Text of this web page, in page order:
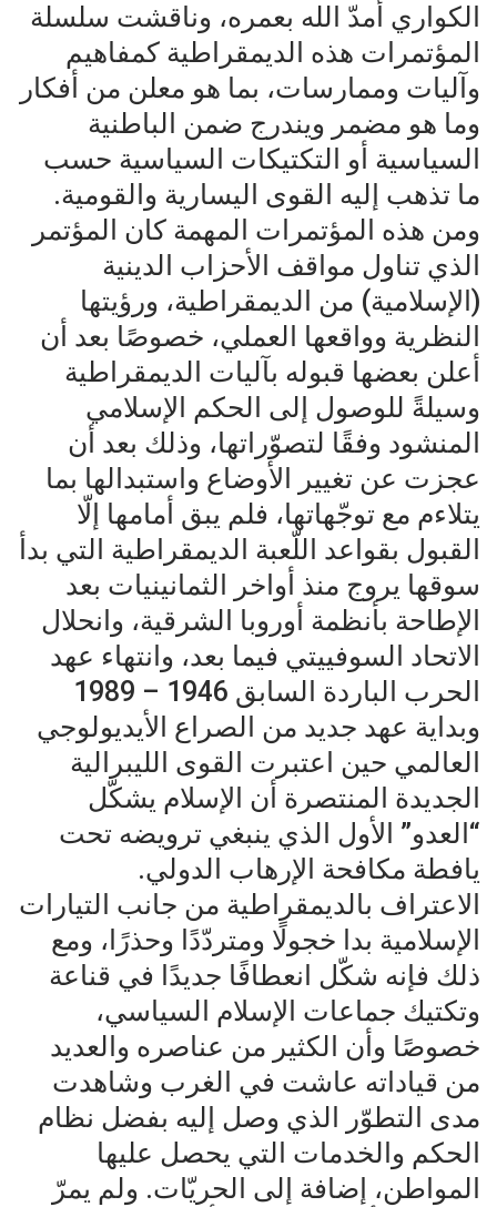
الكواري أمدّ الله بعمره، وناقشت سلسلة
المؤتمرات هذه الديمقراطية كمفاهيم
وآليات وممارسات، بما هو معلن من أفكار
وما هو مضمر ويندرج ضمن الباطنية
السياسية أو التكتيكات السياسية حسب
ما تذهب إليه القوى اليسارية والقومية.
ومن هذه المؤتمرات المهمة كان المؤتمر
الذي تناول مواقف الأحزاب الدينية
(الإسلامية) من الديمقراطية، ورؤيتها
النظرية وواقعها العملي، خصوصًا بعد أن
أعلن بعضها قبوله بآليات الديمقراطية
وسيلةً للوصول إلى الحكم الإسلامي
المنشود وفقًا لتصوّراتها، وذلك بعد أن
عجزت عن تغيير الأوضاع واستبدالها بما
يتلاءم مع توجّهاتها، فلم يبق أمامها إلّا
القبول بقواعد اللّعبة الديمقراطية التي بدأ
سوقها يروج منذ أواخر الثمانينيات بعد
الإطاحة بأنظمة أوروبا الشرقية، وانحلال
الاتحاد السوفييتي فيما بعد، وانتهاء عهد
الحرب الباردة السابق 1946 – 1989
وبداية عهد جديد من الصراع الأيديولوجي
العالمي حين اعتبرت القوى الليبرالية
الجديدة المنتصرة أن الإسلام يشكّل
“العدو” الأول الذي ينبغي ترويضه تحت
يافطة مكافحة الإرهاب الدولي.
الاعتراف بالديمقراطية من جانب التيارات
الإسلامية بدا خجولًا ومتردّدًا وحذرًا، ومع
ذلك فإنه شكّل انعطافًا جديدًا في قناعة
وتكتيك جماعات الإسلام السياسي،
خصوصًا وأن الكثير من عناصره والعديد
من قياداته عاشت في الغرب وشاهدت
مدى التطوّر الذي وصل إليه بفضل نظام
الحكم والخدمات التي يحصل عليها
المواطن، إضافة إلى الحريّات. ولم يمرّ